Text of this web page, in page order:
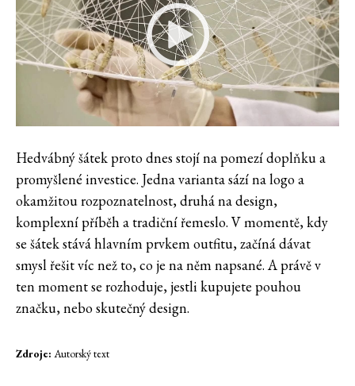
Hedvábný šátek proto dnes stojí na pomezí doplňku a
promyšlené investice. Jedna varianta sází na logo a
okamžitou rozpoznatelnost, druhá na design,
komplexní příběh a tradiční řemeslo. V momentě, kdy
se šátek stává hlavním prvkem outfitu, začíná dávat
smysl řešit víc než to, co je na něm napsané. A právě v
ten moment se rozhoduje, jestli kupujete pouhou
značku, nebo skutečný design.
Zdroje: Autorský text